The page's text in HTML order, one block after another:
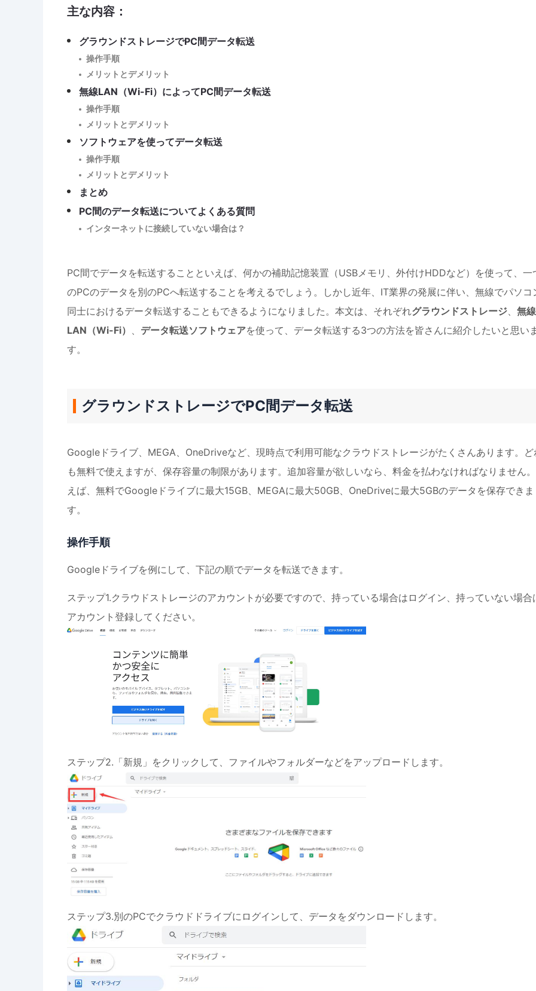
主な内容：
グラウンドストレージでPC間データ転送
操作手順
メリットとデメリット
無線LAN（Wi-Fi）によってPC間データ転送
操作手順
メリットとデメリット
ソフトウェアを使ってデータ転送
操作手順
メリットとデメリット
まとめ
PC間のデータ転送についてよくある質問
インターネットに接続していない場合は？
PC間でデータを転送することといえば、何かの補助記憶装置（USBメモリ、外付けHDDなど）を使って、一
のPCのデータを別のPCへ転送することを考えるでしょう。しかし近年、IT業界の発展に伴い、無線でパソコ
同士におけるデータ転送することもできるようになりました。本文は、それぞれグラウンドストレージ、 無線
LAN（Wi-Fi） 、 データ転送ソフトウェアを使って、データ転送する3つの方法を皆さんに紹介したいと思い
す。
グラウンドストレージでPC間データ転送
Googleドライブ、MEGA、OneDriveなど、現時点で利用可能なクラウドストレージがたくさんあります。ど
も無料で使えますが、保存容量の制限があります。追加容量が欲しいなら、料金を払わなければなりません
えば、無料でGoogleドライブに最大15GB、MEGAに最大50GB、OneDriveに最大5GBのデータを保存できま
す。
操作手順
Googleドライブを例にして、下記の順でデータを転送できます。
ステップ1.クラウドストレージのアカウントが必要ですので、持っている場合はログイン、持っていない場合
アカウント登録してください。
ステップ2.「新規」をクリックして、ファイルやフォルダーなどをアップロードします。
ステップ3.別のPCでクラウドドライブにログインして、データをダウンロードします。